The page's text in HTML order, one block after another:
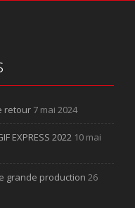
retour 7 mai 2024
EXPRESS 2022 10 mai
grande production 26